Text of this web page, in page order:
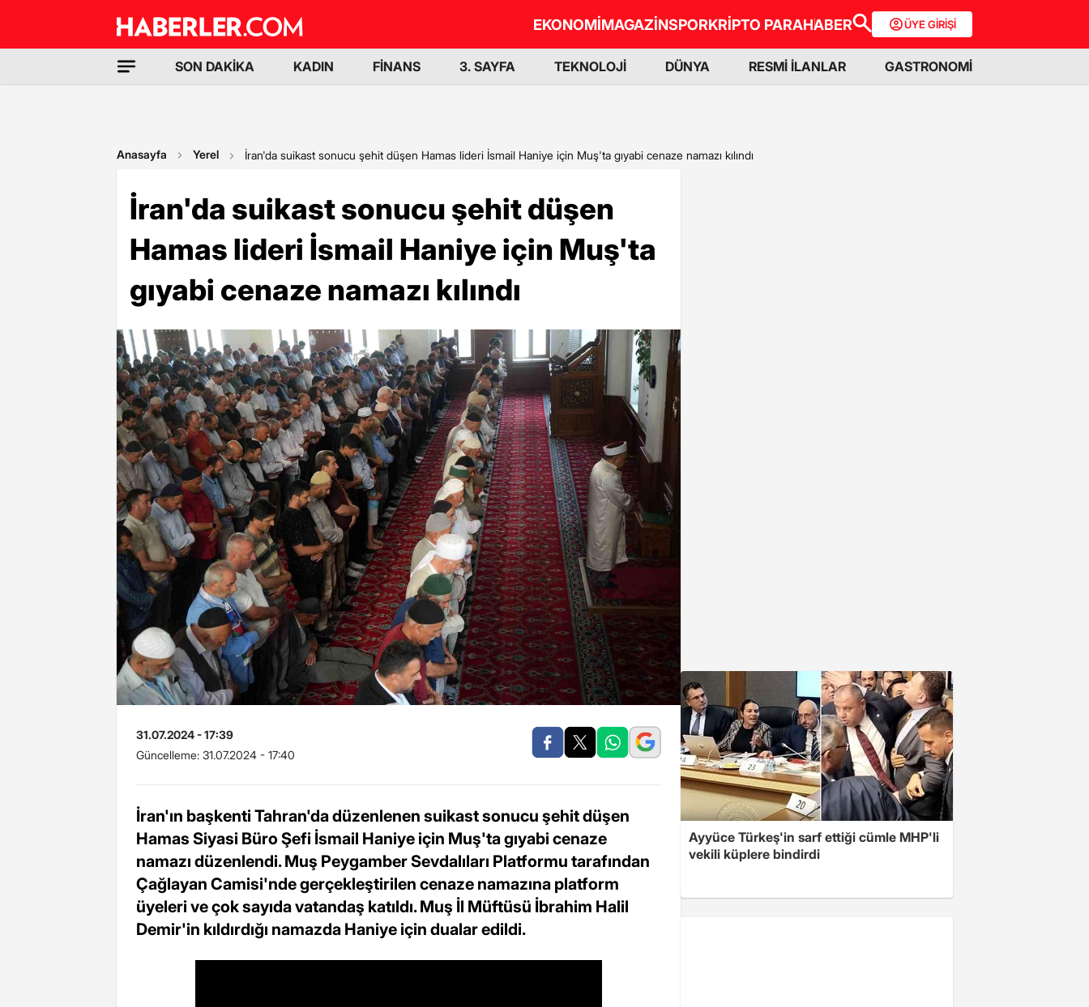
EKONOMİMAGAZİNSPORKRİPTO PARAHABER ÜYE GİRİŞİ
SON DAKİKA KADIN FİNANS 3. SAYFA TEKNOLOJİ DÜNYA RESMİ İLANLAR GASTRONOMİ
Anasayfa Yerel İran'da suikast sonucu şehit düşen Hamas lideri İsmail Haniye için Muş'ta gıyabi cenaze namazı kılındı
İran'da suikast sonucu şehit düşen
Hamas lideri İsmail Haniye için Muş'ta
gıyabi cenaze namazı kılındı
31.07.2024 - 17:39
Güncelleme: 31.07.2024 - 17:40
İran'ın başkenti Tahran'da düzenlenen suikast sonucu şehit düşen
Hamas Siyasi Büro Şefi İsmail Haniye için Muş'ta gıyabi cenaze
namazı düzenlendi. Muş Peygamber Sevdalıları Platformu tarafından
Çağlayan Camisi'nde gerçekleştirilen cenaze namazına platform
üyeleri ve çok sayıda vatandaş katıldı. Muş İl Müftüsü İbrahim Halil
Demir'in kıldırdığı namazda Haniye için dualar edildi.
Ayyüce Türkeş'in sarf ettiği cümle MHP'li
vekili küplere bindirdi